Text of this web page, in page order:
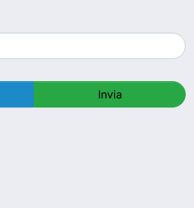
Invia